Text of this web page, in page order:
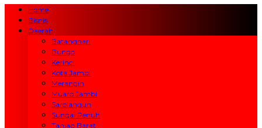
Home
Bisnis
Daerah
Batanghari
Bungo
Kerinci
Kota Jambi
Merangin
Muaro Jambi
Sarolangun
Sungai Penuh
Tanjab Barat